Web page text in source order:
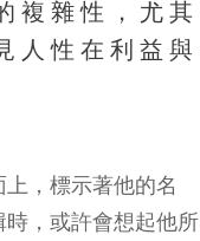
複雜性，尤其
人性在利益與
，標示著他的名
，或許會想起他所